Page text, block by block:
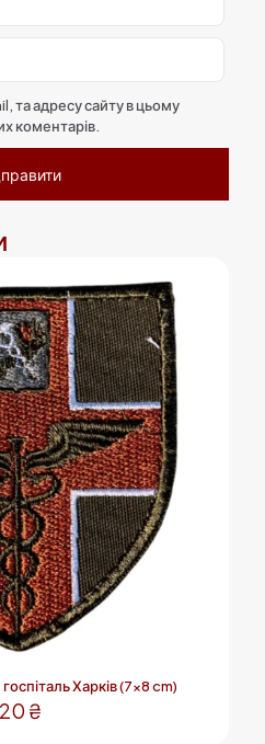
та адресу сайту в цьому
коментарів.
Харків (7×8 cm)
20 ₴